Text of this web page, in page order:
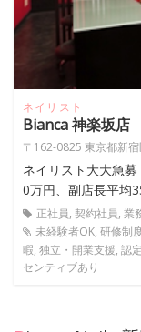
ネイリスト
Bianca 神楽坂店
〒162-0825 東京都新宿
ネイリスト大大急
0万円、副店長平均
正社員, 契約社員, 業
未経験者OK, 研修制
暇, 独立・開業支援, 認
センティブあり